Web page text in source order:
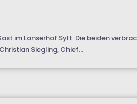
im Lanserhof Sylt. Die beiden
Siegling, Chief...